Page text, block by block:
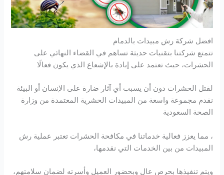
افضل شركة رش مبيدات بالدمام
تتمتع شركتنا بتقنيات حديثة تساهم في القضاء النهائي على
الحشرات، حيث تعتمد على إبادة بالإشعاع الذي يكون فعالًا
لقتل الحشرات دون أن يسبب أي آثار ضارة على الإنسان أو البيئة
نقدم مجموعة واسعة من المبيدات الحشرية المعتمدة من وزارة
الصحة السعودية
، مما يعزز فعالية خدماتنا في مكافحة الحشرات تعتبر عملية رش
المبيدات من بين الخدمات التي نقدمها،
ويتم تنفيذها بحرص عالٍ وبحضور العميل وأسرته لضمان سلامتهم،